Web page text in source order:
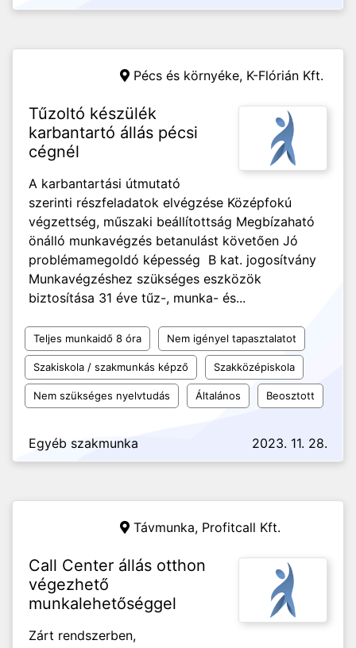
Pécs és környéke, K-Flórián Kft.
Tűzoltó készülék
karbantartó állás pécsi
cégnél
A karbantartási útmutató
szerinti részfeladatok elvégzése Középfokú
végzettség, műszaki beállítottság Megbízaható
önálló munkavégzés betanulást követően Jó
problémamegoldó képesség B kat. jogosítvány
Munkavégzéshez szükséges eszközök
biztosítása 31 éve tűz-, munka- és...
Teljes munkaidő 8 óra Nem igényel tapasztalatot
Szakiskola / szakmunkás képző Szakközépiskola
Nem szükséges nyelvtudás Általános Beosztott
Egyéb szakmunka 2023. 11. 28.
Távmunka, Profitcall Kft.
Call Center állás otthon
végezhető
munkalehetőséggel
Zárt rendszerben,